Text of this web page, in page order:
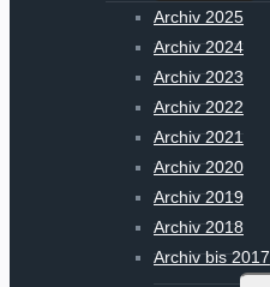
Archiv 2025
Archiv 2024
Archiv 2023
Archiv 2022
Archiv 2021
Archiv 2020
Archiv 2019
Archiv 2018
Archiv bis 2017